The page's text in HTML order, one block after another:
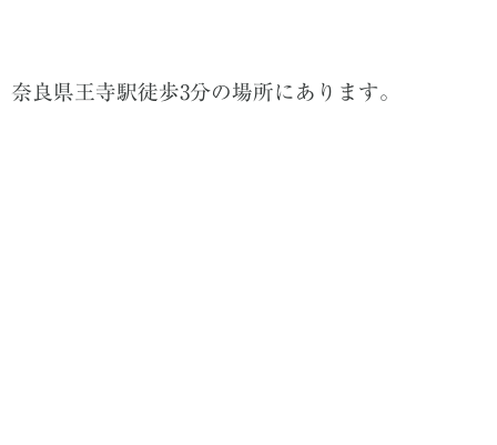
奈良県王寺駅徒歩3分の場所にあります。